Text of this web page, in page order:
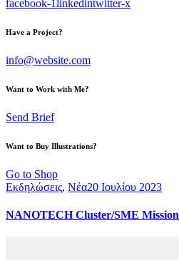
facebook-1linkedintwitter-x
Have a Project?
info@website.com
Want to Work with Me?
Send Brief
Want to Buy Illustrations?
Go to Shop
Εκδηλώσεις, Νέα20 Ιουλίου 2023
NANOTECH Cluster/SME Mission